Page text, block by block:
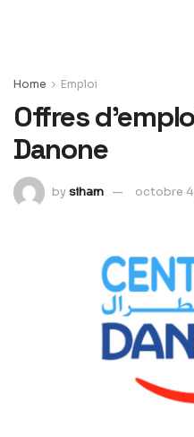
Home Emploi
Offres
Danone
bysiham octobre